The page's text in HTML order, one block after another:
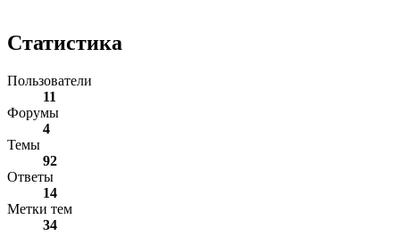
Статистика
Пользователи
11
Форумы
4
Темы
92
Ответы
14
Метки тем
34